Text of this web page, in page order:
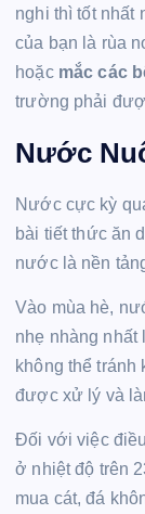
nghi thì tốt nhất
của bạn là rùa
hoặc mắc các
trường phải
Nước
Nước cực kỳ
bài tiết thức ăn
nước là nền
Vào mùa hè,
nhẹ nhàng nhất
không thể tránh
được xử lý và
Đối với việc
ở nhiệt độ trên
mua cát, đá